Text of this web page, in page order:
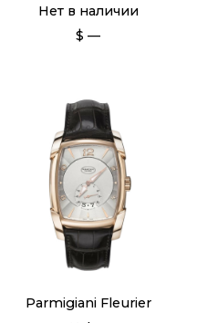
Нет в наличии
$ —
Parmigiani Fleurier